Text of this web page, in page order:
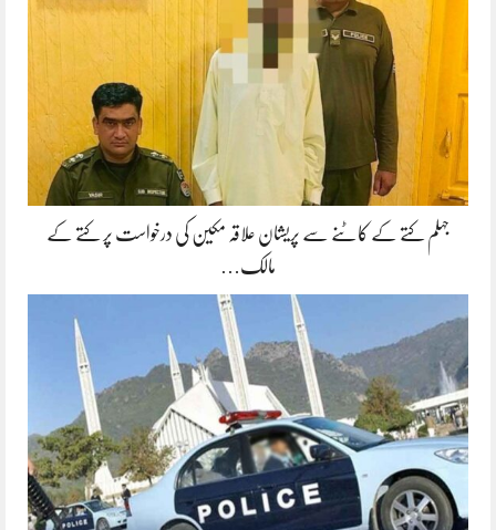
جہلم کتے کے کاٹنے سے پریشان علاقہ مکین کی درخواست پر کتے کے
مالک…